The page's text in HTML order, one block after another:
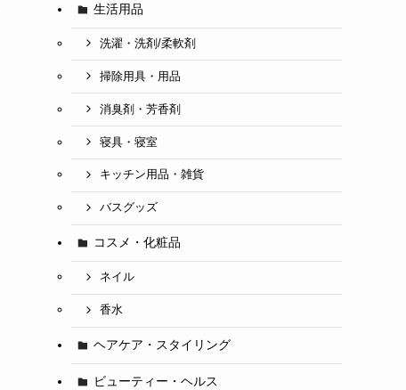
生活用品
洗濯・洗剤/柔軟剤
掃除用具・用品
消臭剤・芳香剤
寝具・寝室
キッチン用品・雑貨
バスグッズ
コスメ・化粧品
ネイル
香水
ヘアケア・スタイリング
ビューティー・ヘルス